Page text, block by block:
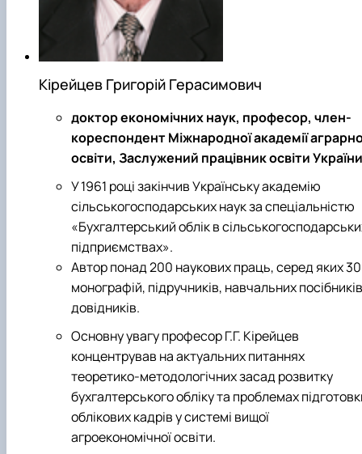
Кірейцев Григорій Герасимович
доктор економічних наук, професор, член-
кореспондент Міжнародної академії
освіти, Заслужений працівник освіти України
У 1961 році закінчив Українську академію
сільськогосподарських наук за спеціальністю
«Бухгалтерський облік в
підприємствах».
Автор понад 200 наукових праць, серед яких 30
монографій, підручників, навчальних
довідників.
Основну увагу професор Г.Г. Кірейцев
концентрував на актуальних питаннях
теоретико-методологічних засад розвитку
бухгалтерського обліку та проблемах
облікових кадрів у системі вищої
агроекономічної освіти.